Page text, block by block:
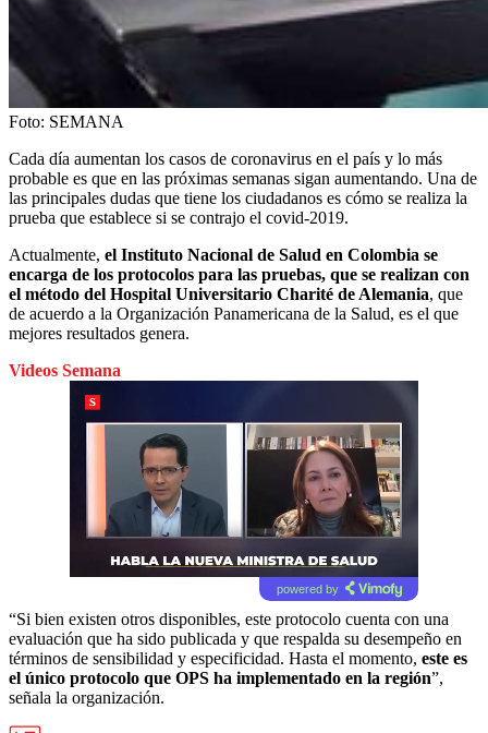
Foto: SEMANA
Cada día aumentan los casos de coronavirus en el país y lo más
probable es que en las próximas semanas sigan aumentando. Una de
las principales dudas que tiene los ciudadanos es cómo se realiza la
prueba que establece si se contrajo el covid-2019.
Actualmente, el Instituto Nacional de Salud en Colombia se
encarga de los protocolos para las pruebas, que se realizan con
el método del Hospital Universitario Charité de Alemania, que
de acuerdo a la Organización Panamericana de la Salud, es el que
mejores resultados genera.
Videos Semana
powered by
“Si bien existen otros disponibles, este protocolo cuenta con una
evaluación que ha sido publicada y que respalda su desempeño en
términos de sensibilidad y especificidad. Hasta el momento, este es
el único protocolo que OPS ha implementado en la región”,
señala la organización.